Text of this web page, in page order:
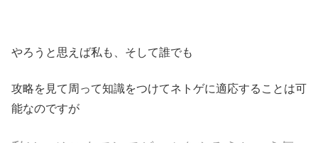
やろうと思えば私も、そして誰でも
攻略を見て周って知識をつけてネトゲに適応することは可
能なのですが